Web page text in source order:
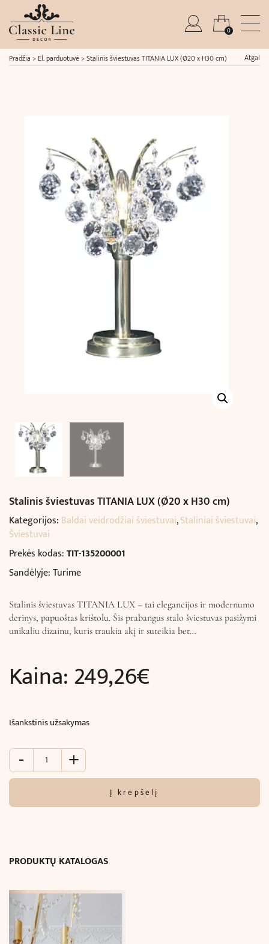
0
Pradžia > El. parduotuvė> Stalinis šviestuvas TITANIA LUX (Ø20 x H30 cm) Atgal
Stalinis šviestuvas TITANIA LUX (Ø20 x H30 cm)
Kategorijos: Baldai veidrodžiai šviestuvai,Staliniai šviestuvai,
Šviestuvai
Prekės kodas:TIT-135200001
Sandėlyje: Turime
Stalinis šviestuvas TITANIA LUX – tai elegancijos ir modernumo
derinys, papuoštas krištolu. Šis prabangus stalo šviestuvas pasižymi
unikaliu dizainu, kuris traukia akį ir suteikia bet…
Kaina:249,26€
Išankstinis užsakymas
-
produkto
Stalinis
TITANIA
H30
+
Į krepšelį
PRODUKTŲ KATALOGAS